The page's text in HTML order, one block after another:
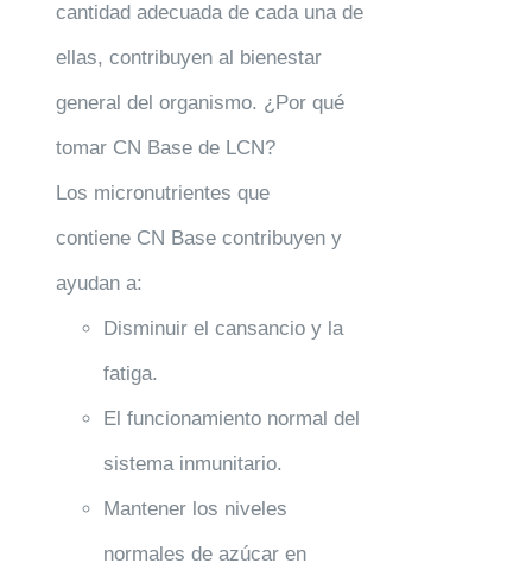
cantidad adecuada de cada una de
ellas, contribuyen al bienestar
general del organismo. ¿Por qué
tomar CN Base de LCN?
Los micronutrientes que
contiene CN Base contribuyen y
ayudan a:
Disminuir el cansancio y la
fatiga.
El funcionamiento normal del
sistema inmunitario.
Mantener los niveles
normales de azúcar en